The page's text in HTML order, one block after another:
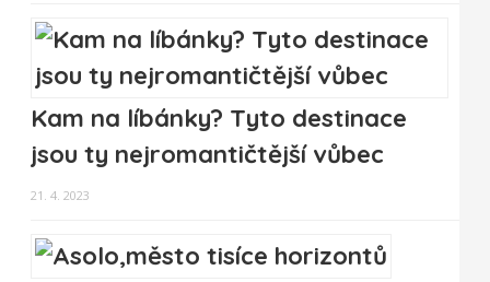
Kam na líbánky? Tyto destinace
jsou ty nejromantičtější vůbec
21. 4. 2023